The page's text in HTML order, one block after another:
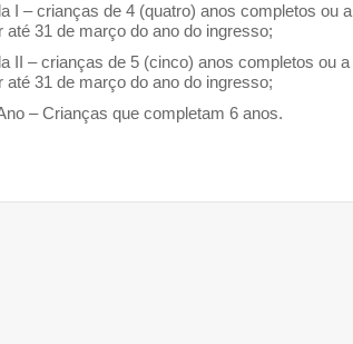
I – crianças de 4 (quatro) anos completos ou a
até 31 de março do ano do ingresso;
II – crianças de 5 (cinco) anos completos ou a
até 31 de março do ano do ingresso;
– Crianças que completam 6 anos.